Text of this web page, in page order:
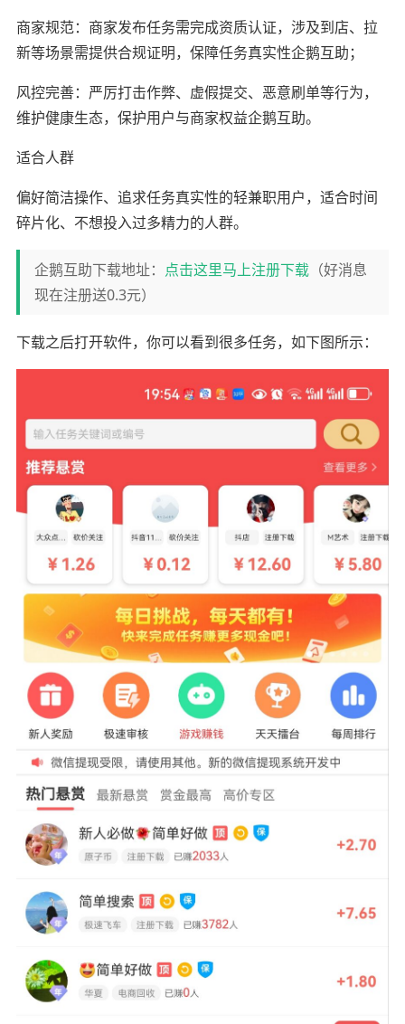
商家规范：商家发布任务需完成资质认证，涉及到店、拉
新等场景需提供合规证明，保障任务真实性企鹅互助；
风控完善：严厉打击作弊、虚假提交、恶意刷单等行为，
维护健康生态，保护用户与商家权益企鹅互助。
适合人群
偏好简洁操作、追求任务真实性的轻兼职用户，适合时间
碎片化、不想投入过多精力的人群。
企鹅互助下载地址： 点击这里马上注册下载（好消息
现在注册送0.3元）
下载之后打开软件，你可以看到很多任务，如下图所示：